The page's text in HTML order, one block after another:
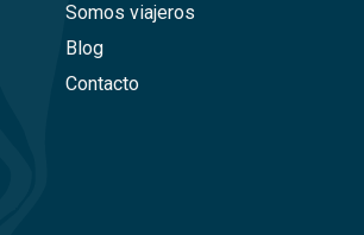
Somos viajeros
Blog
Contacto